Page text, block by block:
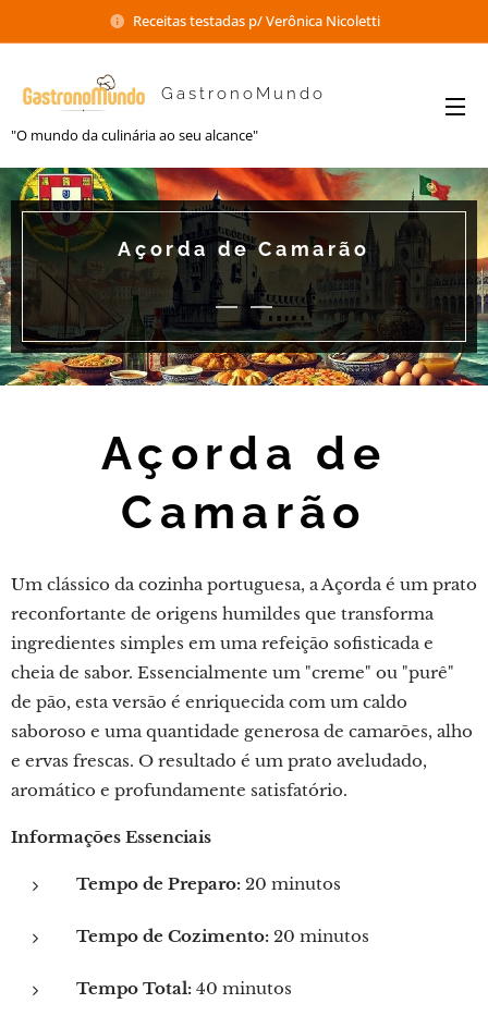
Receitas testadas p/ Verônica Nicoletti
GastronoMundo
"O mundo da culinária ao seu alcance"
Açorda de Camarão
Açorda de
Camarão
Um clássico da cozinha portuguesa, a Açorda é um prato
reconfortante de origens humildes que transforma
ingredientes simples em uma refeição sofisticada e
cheia de sabor. Essencialmente um "creme" ou "purê"
de pão, esta versão é enriquecida com um caldo
saboroso e uma quantidade generosa de camarões, alho
e ervas frescas. O resultado é um prato aveludado,
aromático e profundamente satisfatório.
Informações Essenciais
Tempo de Preparo: 20 minutos
Tempo de Cozimento: 20 minutos
Tempo Total: 40 minutos